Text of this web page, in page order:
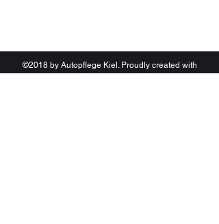
©2018 by Autopflege Kiel. Proudly created with